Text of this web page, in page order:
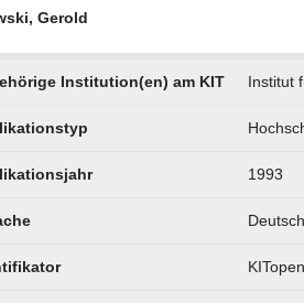
Gerold
Institution(en) am KIT Institut
1993
Deutsch